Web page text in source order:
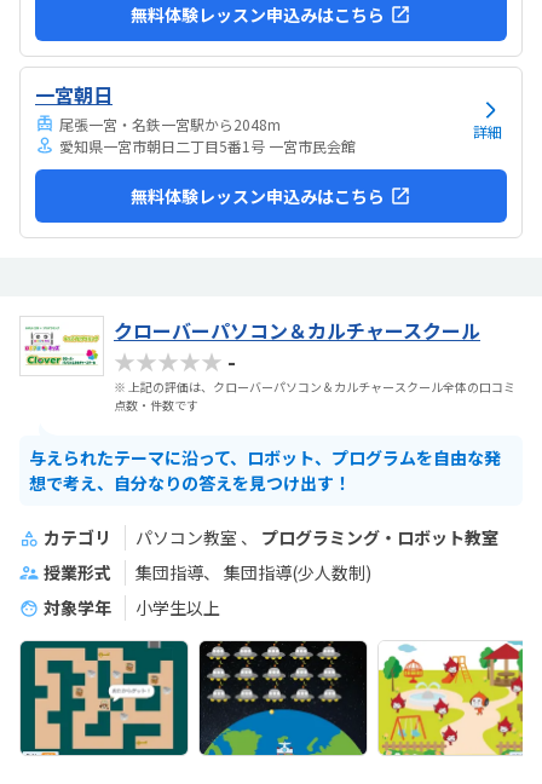
無料体験レッスン申込みはこちら
一宮朝日
尾張一宮・名鉄一宮駅から2048m
愛知県一宮市朝日二丁目5番1号 一宮市民会館
詳細
無料体験レッスン申込みはこちら
クローバーパソコン＆カルチャースクール
★★★★★ -
※ 上記の評価は、クローバーパソコン＆カルチャースクール全体の口コミ
点数・件数です
与えられたテーマに沿って、ロボット、プログラムを自由な発
想で考え、自分なりの答えを見つけ出す！
カテゴリ パソコン教室
プログラミング・ロボット教室
授業形式
集団指導
集団指導(少人数制)
対象学年
小学生以上